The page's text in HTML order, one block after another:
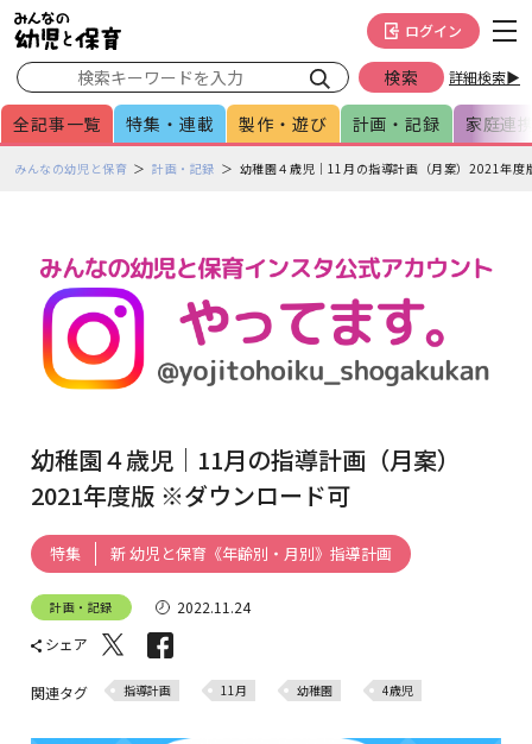
詳細検索▶
ログイン
全記事一覧 特集・連載 製作・遊び 計画・記録 家庭連
ペみんなの幼児と保育 計画・記録 幼稚園４歳児｜11月の指導計画（月案）2021年
幼稚園４歳児｜11月の指導計画（月案）
2021年度版 ※ダウンロード可
特集 新 幼児と保育《年齢別・月別》指導計画
計画・記録
2022.11.24
シェア
関連タグ 指導計画 11月 幼稚園 4歳児